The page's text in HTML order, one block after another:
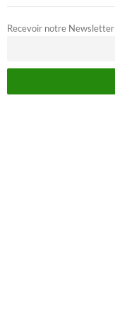
Recevoir notre Newsletter